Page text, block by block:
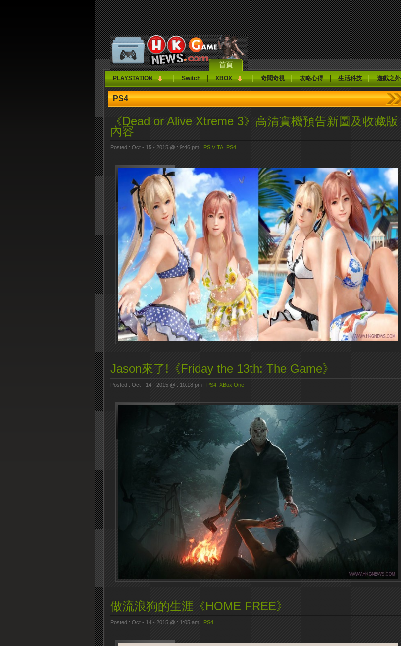
首頁
PLAYSTATION Switch XBOX 奇聞奇視 攻略心得 生活科技 遊戲之外
PS4
《Dead or Alive Xtreme 3》高清實機預告新圖及收藏版
內容
Posted : Oct - 15 - 2015 @ : 9:46 pm | PS VITA PS4
Jason來了!《Friday the 13th: The Game》
Posted : Oct - 14 - 2015 @ : 10:18 pm | PS4 XBox One
做流浪狗的生涯《HOME FREE》
Posted : Oct - 14 - 2015 @ : 1:05 am | PS4